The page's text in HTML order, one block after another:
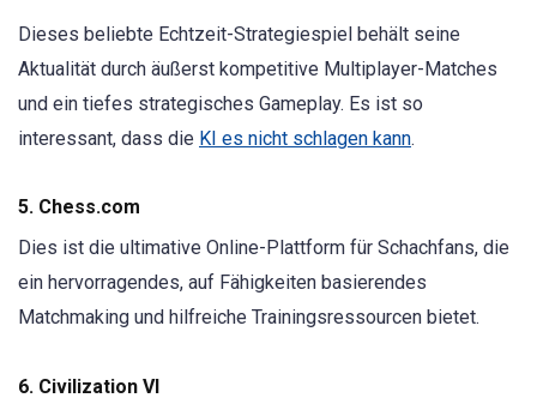
Dieses beliebte Echtzeit-Strategiespiel behält seine
Aktualität durch äußerst kompetitive Multiplayer-Matches
und ein tiefes strategisches Gameplay. Es ist so
interessant, dass die KI es nicht schlagen kann.
5. Chess.com
Dies ist die ultimative Online-Plattform für Schachfans, die
ein hervorragendes, auf Fähigkeiten basierendes
Matchmaking und hilfreiche Trainingsressourcen bietet.
6. Civilization VI